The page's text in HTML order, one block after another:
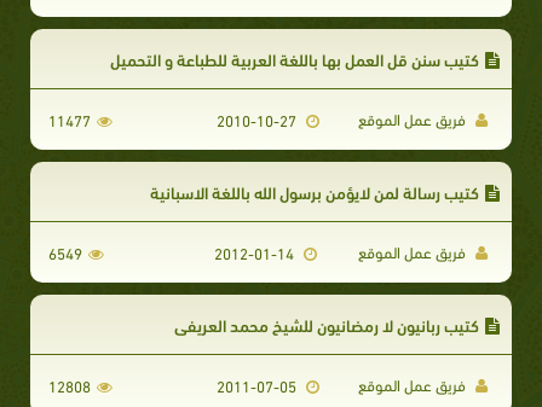
كتيب سنن قل العمل بها باللغة العربية للطباعة و التحميل
فريق عمل الموقع 11477
كتيب رسالة لمن لايؤمن برسول الله باللغة الاسبانية
فريق عمل الموقع 6549
كتيب ربانيون لا رمضانيون للشيخ محمد العريفي
فريق عمل الموقع 12808